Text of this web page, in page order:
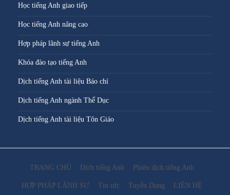
Học tiếng Anh giao tiếp
Học tiếng Anh nâng cao
Hợp pháp lãnh sự tiếng Anh
Khóa đào tạo tiếng Anh
Dịch tiếng Anh tài liệu Báo chí
Dịch tiếng Anh ngành Thể Dục
Dịch tiếng Anh tài liệu Tôn Giáo
TRANG CHỦ Dịch tiếng Anh Phiên dịch tiếng Anh
HỢP PHÁP LÃNH SỰ Tin tức Tuyển Dụng LIÊN HỆ